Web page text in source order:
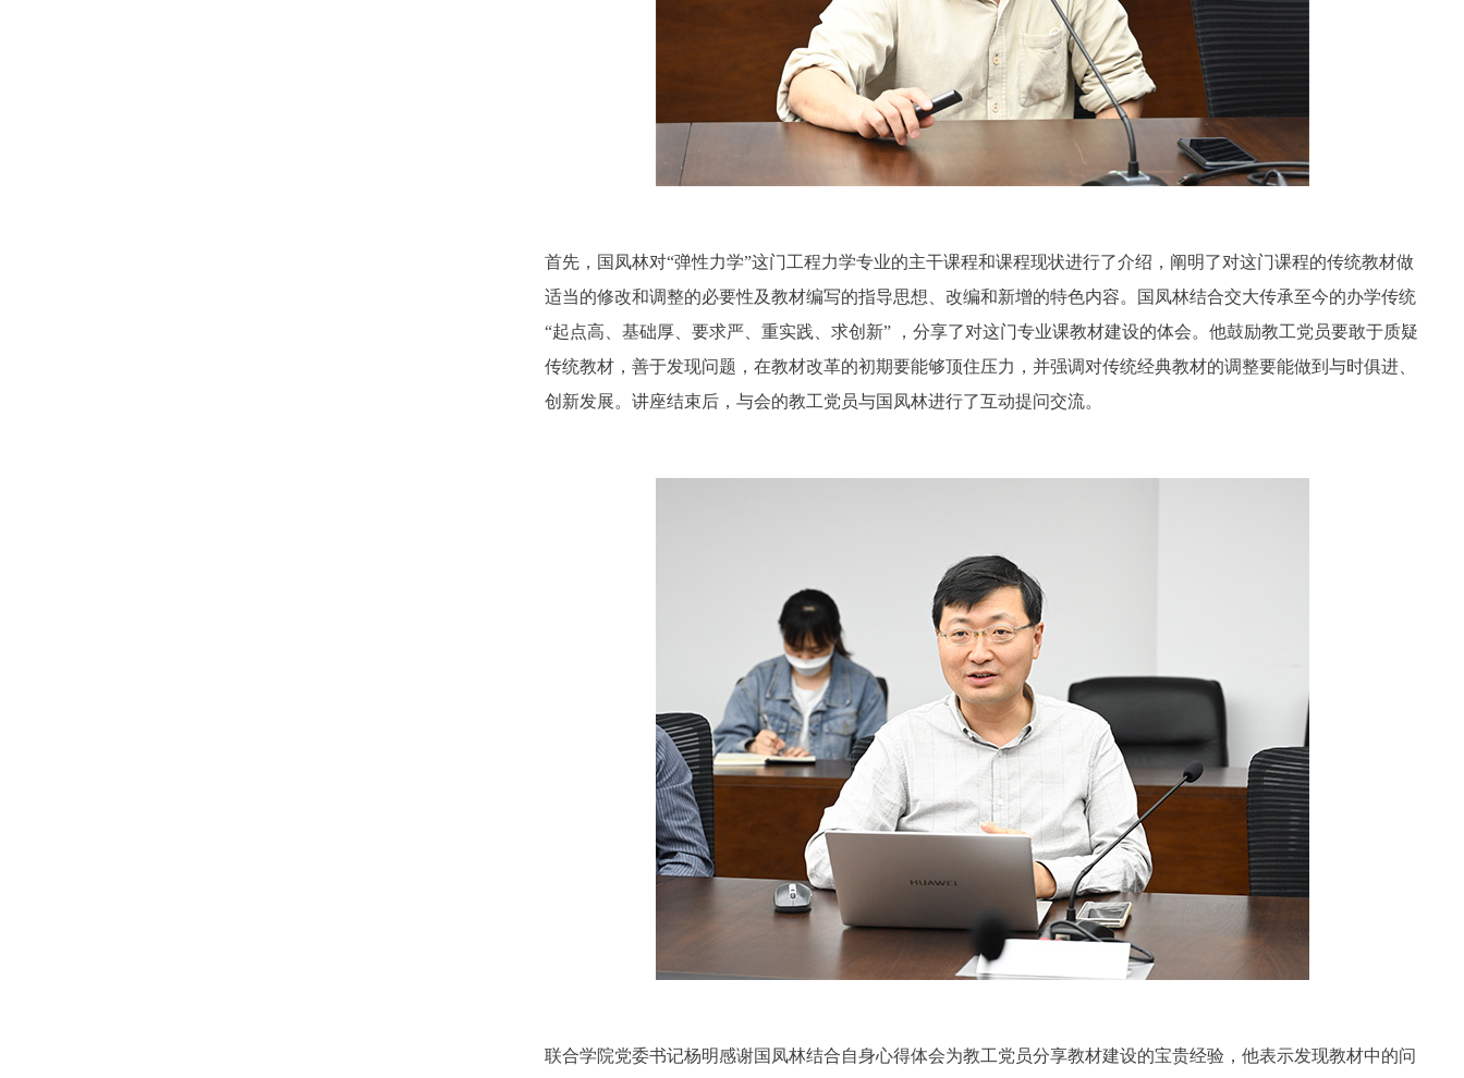
首先，国凤林对“弹性力学”这门工程力学专业的主干课程和课程现状进行了介绍，阐明了对这门课程的传统教材做
适当的修改和调整的必要性及教材编写的指导思想、改编和新增的特色内容。国凤林结合交大传承至今的办学传统
“起点高、基础厚、要求严、重实践、求创新” ，分享了对这门专业课教材建设的体会。他鼓励教工党员要敢于质疑
传统教材，善于发现问题，在教材改革的初期要能够顶住压力，并强调对传统经典教材的调整要能做到与时俱进、
创新发展。讲座结束后，与会的教工党员与国凤林进行了互动提问交流。
联合学院党委书记杨明感谢国凤林结合自身心得体会为教工党员分享教材建设的宝贵经验，他表示发现教材中的问